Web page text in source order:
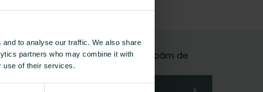
to analyse our traffic. We also share
partners who may combine it with
use of their services.
și vom fi bucuroși să ne ocupăm de